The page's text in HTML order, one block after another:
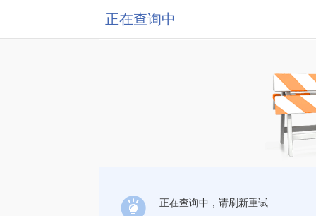
正在查询中
正在查询中，请刷新重试